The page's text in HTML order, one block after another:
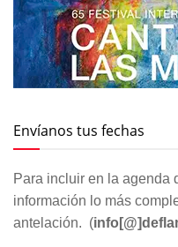
Envíanos tus fechas
Para incluir en la agenda
información lo más
antelación. (